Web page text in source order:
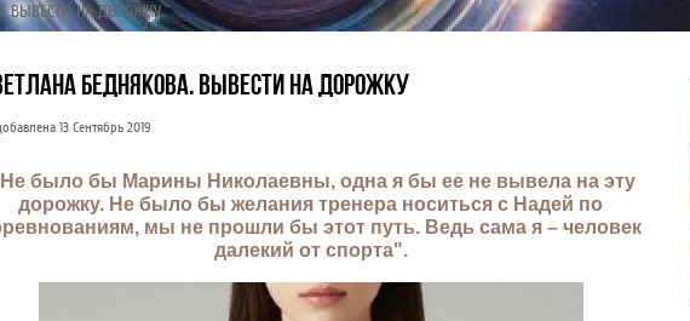
ВЫВЕСТИ НА ДОРОЖКУ
БЕДНЯКОВА. ВЫВЕСТИ НА ДОРОЖКУ
13 Сентябрь 2019
было бы Марины Николаевны, одна я бы ее не вывела на эту
дорожку. Не было бы желания тренера носиться с Надей по
мы не прошли бы этот путь. Ведь сама я – человек
далекий от спорта".